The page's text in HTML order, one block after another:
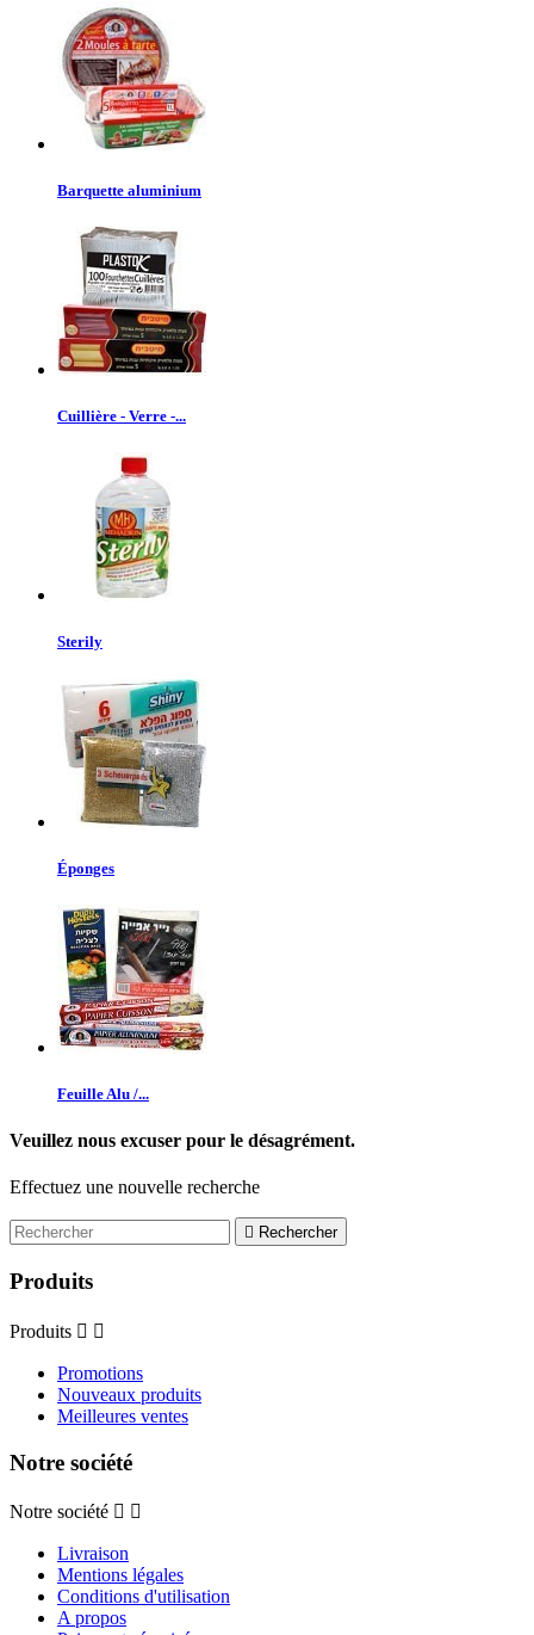
Barquette aluminium
Cuillière - Verre -...
Sterily
Éponges
Feuille Alu /...
Veuillez nous excuser pour le désagrément.
Effectuez une nouvelle recherche
 Rechercher
Produits
Produits  
Promotions
Nouveaux produits
Meilleures ventes
Notre société
Notre société  
Livraison
Mentions légales
Conditions d'utilisation
A propos